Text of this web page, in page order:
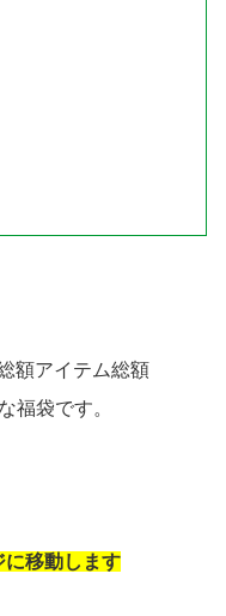
額アイテム総額
福袋です。
に移動します